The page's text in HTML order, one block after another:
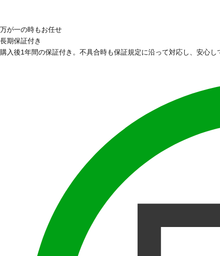
万が一の時もお任せ
長期保証付き
購入後1年間の保証付き。不具合時も保証規定に沿って対応し、安心